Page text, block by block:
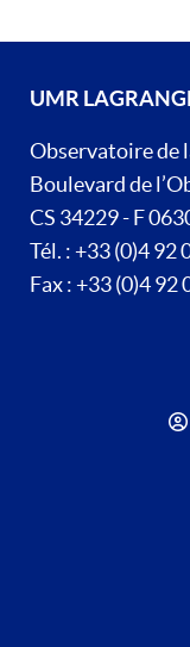
UMR
Observatoire de
Boulevard de
CS 34229 - F
Tél. : +33 (0)4 92
Fax : +33 (0)4 92